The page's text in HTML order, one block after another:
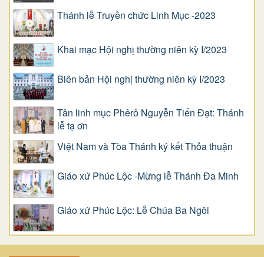
Thánh lễ Truyền chức Linh Mục -2023
Khai mạc Hội nghị thường niên kỳ I/2023
Biên bản Hội nghị thường niên kỳ I/2023
Tân linh mục Phêrô Nguyễn Tiến Đạt: Thánh
lễ tạ ơn
Việt Nam và Tòa Thánh ký kết Thỏa thuận
Giáo xứ Phúc Lộc -Mừng lễ Thánh Đa Minh
Giáo xứ Phúc Lộc: Lễ Chúa Ba Ngôi